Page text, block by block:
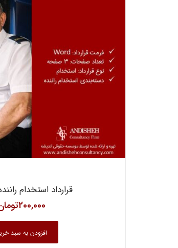
قرارداد استخدام
200,000
افزودن به سبد